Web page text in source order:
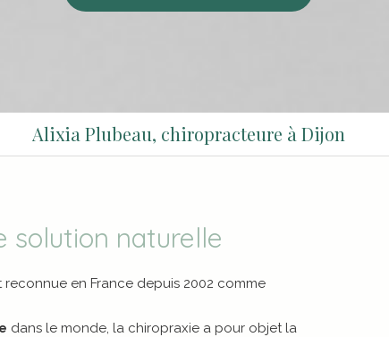
Alixia Plubeau, chiropracteure à Dijon
solution naturelle
reconnue en France depuis 2002 comme
dans le monde, la chiropraxie a pour objet la